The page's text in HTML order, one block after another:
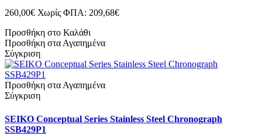
260,00€ Χωρίς ΦΠΑ: 209,68€
Προσθήκη στο Καλάθι
Προσθήκη στα Αγαπημένα
Σύγκριση
Προσθήκη στα Αγαπημένα
Σύγκριση
SEIKO Conceptual Series Stainless Steel Chronograph
SSB429P1